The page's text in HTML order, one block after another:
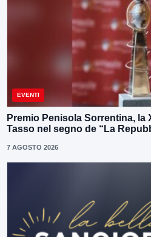
EVENTI
Premio Penisola Sorrentina, la
Tasso nel segno de “La
7 AGOSTO 2026